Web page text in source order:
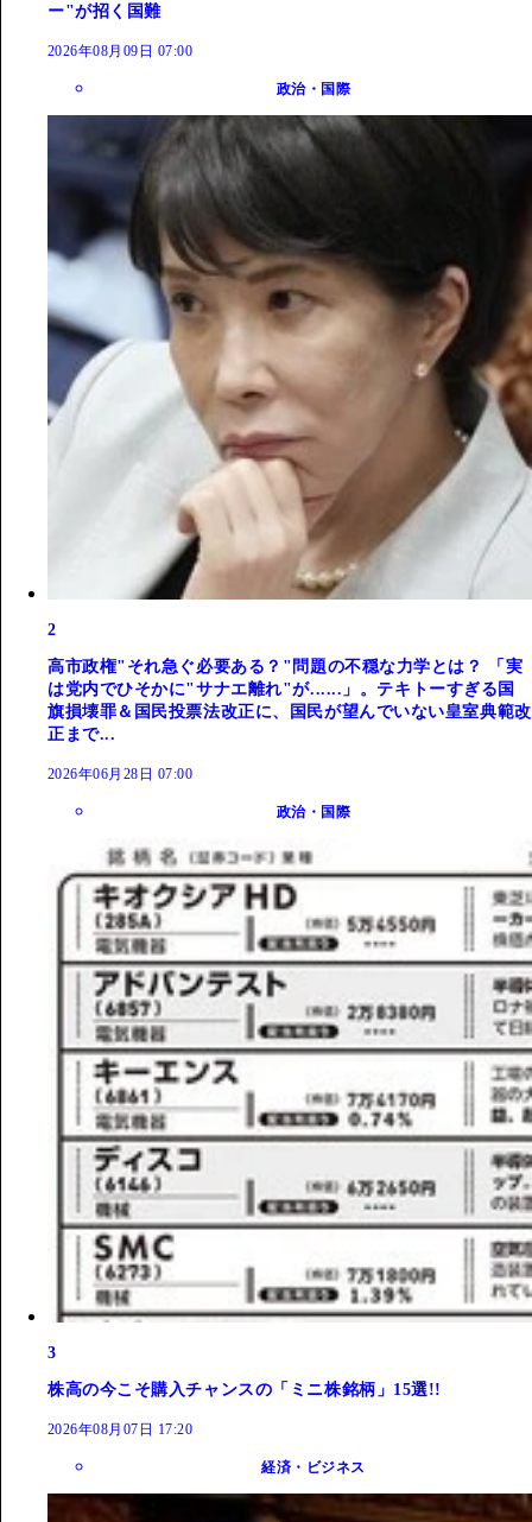
ー"が招く国難
2026年08月09日 07:00
政治・国際
2
高市政権"それ急ぐ必要ある？"問題の不穏な力学とは？ 「実
は党内でひそかに"サナエ離れ"が......」。テキトーすぎる国
旗損壊罪＆国民投票法改正に、国民が望んでいない皇室典範改
正まで...
2026年06月28日 07:00
政治・国際
3
株高の今こそ購入チャンスの「ミニ株銘柄」15選!!
2026年08月07日 17:20
経済・ビジネス